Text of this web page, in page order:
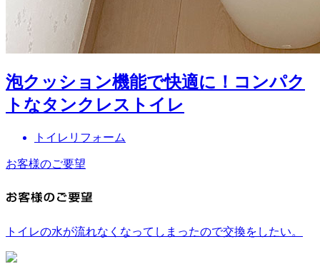
泡クッション機能で快適に！コンパク
トなタンクレストイレ
トイレリフォーム
お客様のご要望
トイレの水が流れなくなってしまったので交換をしたい。